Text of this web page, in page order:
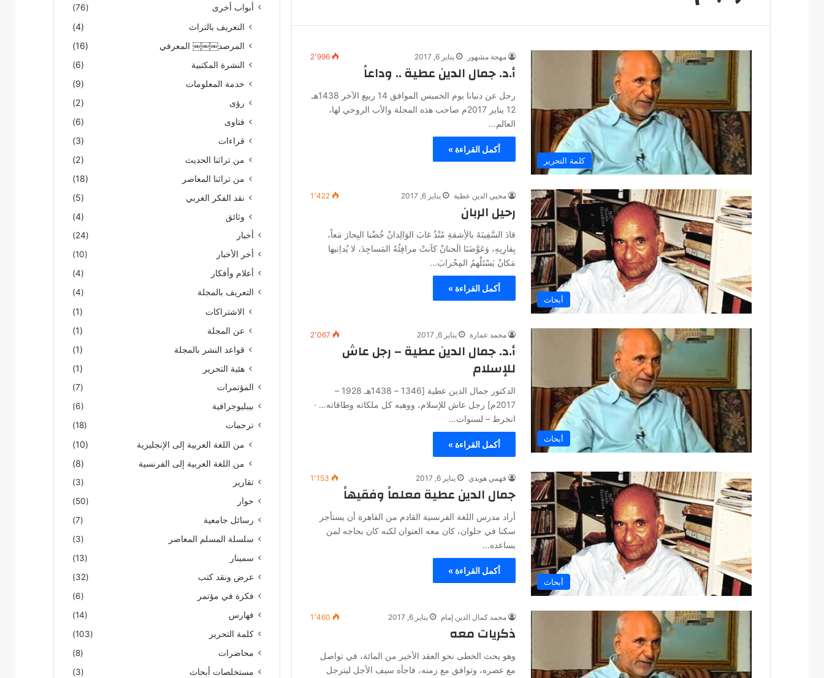
كلمة التحرير
مهجة مشهور يناير 6, 2017 2٬996
أ.د. جمال الدين عطية .. وداعاً
رحل عن دنيانا يوم الخميس الموافق 14 ربيع الآخر 1438هـ
12 يناير 2017م صاحب هذه المجلة والأب الروحي لها،
العالم…
أكمل القراءة »
أبحاث
محيي الدين عطية يناير 6, 2017 1٬422
رحيل الربان
قادَ السَّفِينَةَ بالأِشقةِ مُنْذُ غابَ الوَالِدانْ خُضْنا البِحارَ مَعاً،
بِقارِبِهِ، وَعَوَّضَنَا الَحنانْ كاَنتْ مرافِئُهُ المَساجِدَ، لا يُداِنيها
مَكانْ يَسْتَلْهمُ المِحْرابَ…
أكمل القراءة »
أبحاث
محمد عمارة يناير 6, 2017 2٬067
أ.د. جمال الدين عطية – رجل عاش
للإسلام
الدكتور جمال الدين عطية [1346 – 1438هـ 1928 –
2017م] رجل عاش للإسلام، ووهبه كل ملكاته وطاقاته… ·
انخرط – لسنوات…
أكمل القراءة »
أبحاث
فهمي هويدي يناير 6, 2017 1٬153
جمال الدين عطية معلماً وفقيهاً
أراد مدرس اللغة الفرنسية القادم من القاهرة أن يستأجر
سكنا في حلوان، كان معه العنوان لكنه كان بحاجه لمن
يساعده…
أكمل القراءة »
محمد كمال الدين إمام يناير 6, 2017 1٬460
ذكريات معه
وهو يحث الخطى نحو العقد الأخير من المائة، في تواصل
مع عصره، وتوافق مع زمنه، فاجأه سيف الأجل ليترجل
أبواب أخرى
(76)
التعريف بالتراث
(4)
المرصد￼￼￼ المعرفي
(16)
النشرة المكتبية
(6)
خدمة المعلومات
(9)
رؤى
(2)
فتاوى
(6)
قراءات
(3)
من تراثنا الحديث
(2)
من تراثنا المعاصر
(18)
نقد الفكر الغربي
(5)
وثائق
(4)
أخبار
(24)
أخر الأخبار
(10)
أعلام وأفكار
(4)
التعريف بالمجلة
(4)
الاشتراكات
(1)
عن المجلة
(1)
قواعد النشر بالمجلة
(1)
هئية التحرير
(1)
المؤتمرات
(7)
بيبليوجرافية
(6)
ترجمات
(18)
من اللغة العربية إلى الإنجليزية
(10)
من اللغة العربية إلى الفرنسية
(8)
تقارير
(3)
حوار
(50)
رسائل جامعية
(7)
سلسلة المسلم المعاصر
(3)
سمينار
(13)
عرض ونقد كتب
(32)
فكرة في مؤتمر
(6)
فهارس
(14)
كلمة التحرير
(103)
محاضرات
(8)
مستخلصات أبحاث
(3)